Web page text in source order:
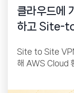
클라우드에
하고 Site-
Site to Site
해 AWS Cloud